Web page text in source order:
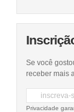
Se você
receber mais
Privacidade